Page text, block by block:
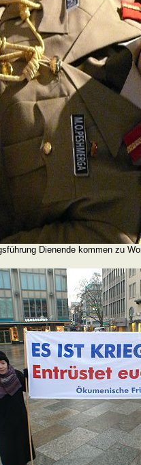
Dienende kommen zu